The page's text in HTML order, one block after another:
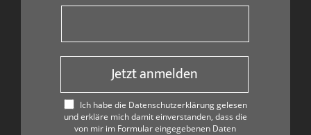
Jetzt anmelden
Ich habe die Datenschutzerklärung gelesen
und erkläre mich damit einverstanden, dass die
von mir im Formular eingegebenen Daten